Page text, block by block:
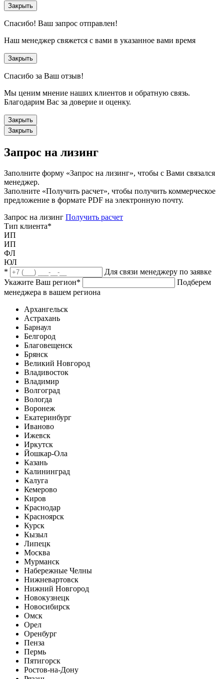
Закрыть
Спасибо! Ваш запрос отправлен!
Наш менеджер свяжется с вами в указанное вами время
Закрыть
Спасибо за Ваш отзыв!
Мы ценим мнение наших клиентов и обратную связь.
Благодарим Вас за доверие и оценку.
Закрыть
Закрыть
Запрос на лизинг
Заполните форму «Запрос на лизинг», чтобы с Вами связался
менеджер.
Заполните «Получить расчет», чтобы получить коммерческое
предложение в формате PDF на электронную почту.
Запрос на лизинг Получить расчет
Тип клиента*
ИП
ИП
ФЛ
ЮЛ
*
Для связи менеджеру по заявке
Укажите Ваш регион*
Подберем
менеджера в вашем региона
Архангельск
Астрахань
Барнаул
Белгород
Благовещенск
Брянск
Великий Новгород
Владивосток
Владимир
Волгоград
Вологда
Воронеж
Екатеринбург
Иваново
Ижевск
Иркутск
Йошкар-Ола
Казань
Калининград
Калуга
Кемерово
Киров
Краснодар
Красноярск
Курск
Кызыл
Липецк
Москва
Мурманск
Набережные Челны
Нижневартовск
Нижний Новгород
Новокузнецк
Новосибирск
Омск
Орел
Оренбург
Пенза
Пермь
Пятигорск
Ростов-на-Дону